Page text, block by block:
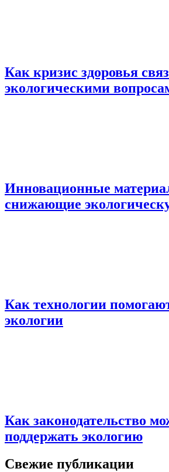
Как кризис здоровья
экологическими
Инновационные
снижающие
Как технологии
экологии
Как законодательство
поддержать экологию
Свежие публикации